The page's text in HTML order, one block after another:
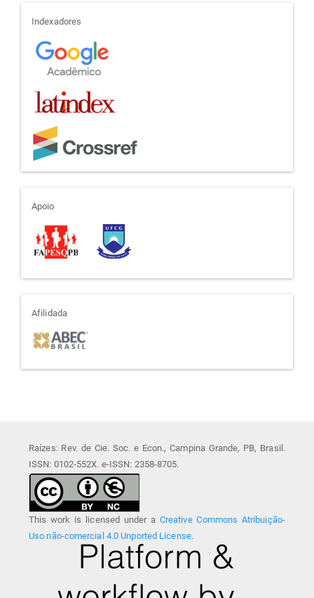
indexadores
Indexadores
apoio
Apoio
afiliada
Afilidada
Raízes: Rev. de Cie. Soc. e Econ., Campina Grande, PB, Brasil.
ISSN: 0102-552X. e-ISSN: 2358-8705.
This work is licensed under a Creative Commons Atribuição-
Uso não-comercial 4.0 Unported License.